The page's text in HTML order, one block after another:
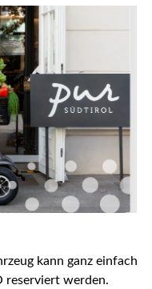
kann ganz einfach
reserviert werden.